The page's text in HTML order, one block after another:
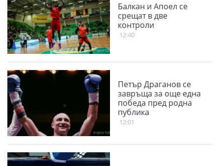
Балкан и Апоел се
срещат в две
контроли
12:40
Петър Драганов се
завръща за още една
победа пред родна
публика
12:01